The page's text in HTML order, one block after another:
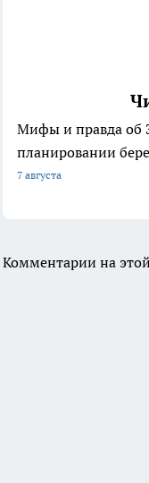
Мифы и правда об
планировании
7 августа
Комментарии на